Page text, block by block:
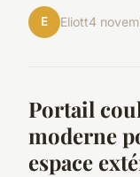
E Eliott4
Portail
moderne
espace